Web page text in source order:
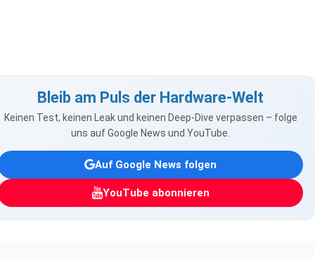
Bleib am Puls der Hardware-Welt
Keinen Test, keinen Leak und keinen Deep-Dive verpassen – folge
uns auf Google News und YouTube.
Auf Google News folgen
YouTube abonnieren